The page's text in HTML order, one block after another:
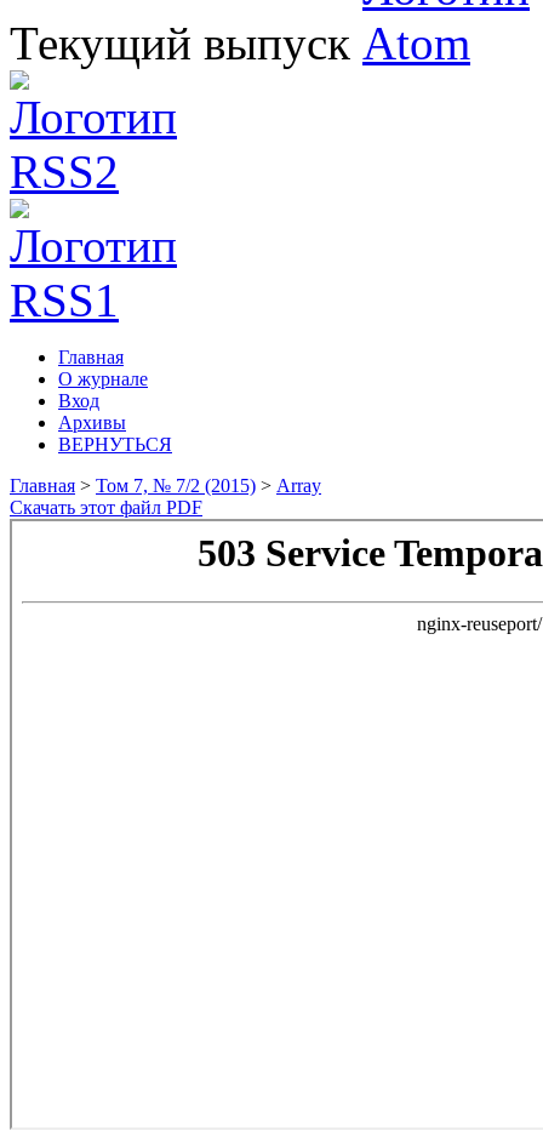
Текущий выпуск
Главная
О журнале
Вход
Архивы
ВЕРНУТЬСЯ
Главная > Том 7, № 7/2 (2015) > Array
Скачать этот файл PDF